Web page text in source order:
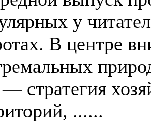
у
В центре
стратегия
......